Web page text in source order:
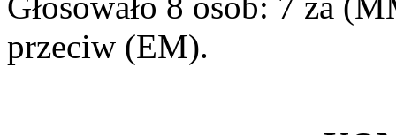
przeciw (EM).